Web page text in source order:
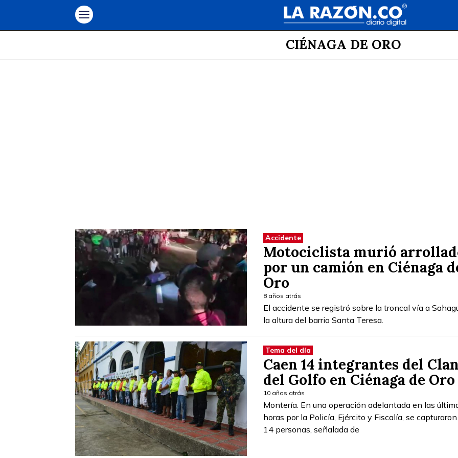
CIÉNAGA DE ORO
Accidente
Motociclista murió
por un camión en Ciénaga
Oro
8 años atrás
El accidente se registró sobre la troncal vía a
la altura del barrio Santa Teresa.
Tema del día
Caen 14 integrantes del Clan
del Golfo en Ciénaga de Oro
10 años atrás
Montería. En una operación adelantada en las
horas por la Policía, Ejército y Fiscalía, se
14 personas, señalada de